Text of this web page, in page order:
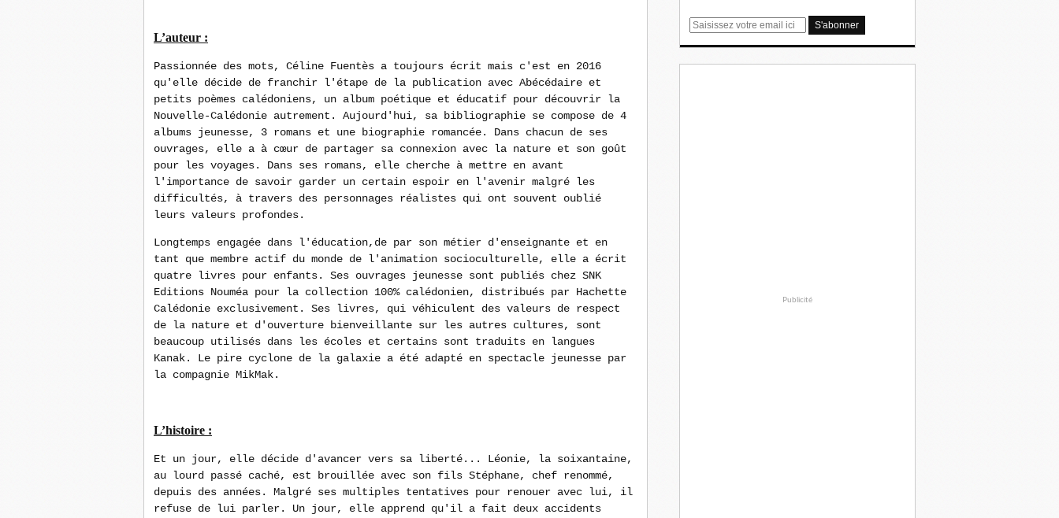
L’auteur :
Passionnée des mots, Céline Fuentès a toujours écrit mais c'est en 2016
qu'elle décide de franchir l'étape de la publication avec Abécédaire et
petits poèmes calédoniens, un album poétique et éducatif pour découvrir la
Nouvelle-Calédonie autrement. Aujourd'hui, sa bibliographie se compose de 4
albums jeunesse, 3 romans et une biographie romancée. Dans chacun de ses
ouvrages, elle a à cœur de partager sa connexion avec la nature et son goût
pour les voyages. Dans ses romans, elle cherche à mettre en avant
l'importance de savoir garder un certain espoir en l'avenir malgré les
difficultés, à travers des personnages réalistes qui ont souvent oublié
leurs valeurs profondes.
Longtemps engagée dans l'éducation,de par son métier d'enseignante et en
tant que membre actif du monde de l'animation socioculturelle, elle a écrit
quatre livres pour enfants. Ses ouvrages jeunesse sont publiés chez SNK
Editions Nouméa pour la collection 100% calédonien, distribués par Hachette
Calédonie exclusivement. Ses livres, qui véhiculent des valeurs de respect
de la nature et d'ouverture bienveillante sur les autres cultures, sont
beaucoup utilisés dans les écoles et certains sont traduits en langues
Kanak. Le pire cyclone de la galaxie a été adapté en spectacle jeunesse par
la compagnie MikMak.
L’histoire :
Et un jour, elle décide d'avancer vers sa liberté... Léonie, la soixantaine,
au lourd passé caché, est brouillée avec son fils Stéphane, chef renommé,
depuis des années. Malgré ses multiples tentatives pour renouer avec lui, il
refuse de lui parler. Un jour, elle apprend qu'il a fait deux accidents
E
Publicité